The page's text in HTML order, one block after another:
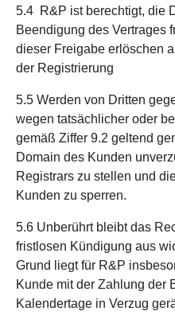
5.4 R&P ist berechtigt, die
Beendigung des Vertrages
dieser Freigabe erlöschen
der Registrierung
5.5 Werden von Dritten
wegen tatsächlicher oder
gemäß Ziffer 9.2 geltend
Domain des Kunden
Registrars zu stellen und
Kunden zu sperren.
5.6 Unberührt bleibt das
fristlosen Kündigung aus
Grund liegt für R&P
Kunde mit der Zahlung der
Kalendertage in Verzug